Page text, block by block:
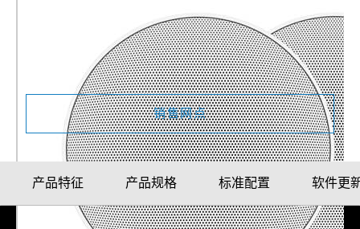
轴扬声器
产品料号010-02771-00
销售网点
产品特征 产品规格 标准配置 软件更